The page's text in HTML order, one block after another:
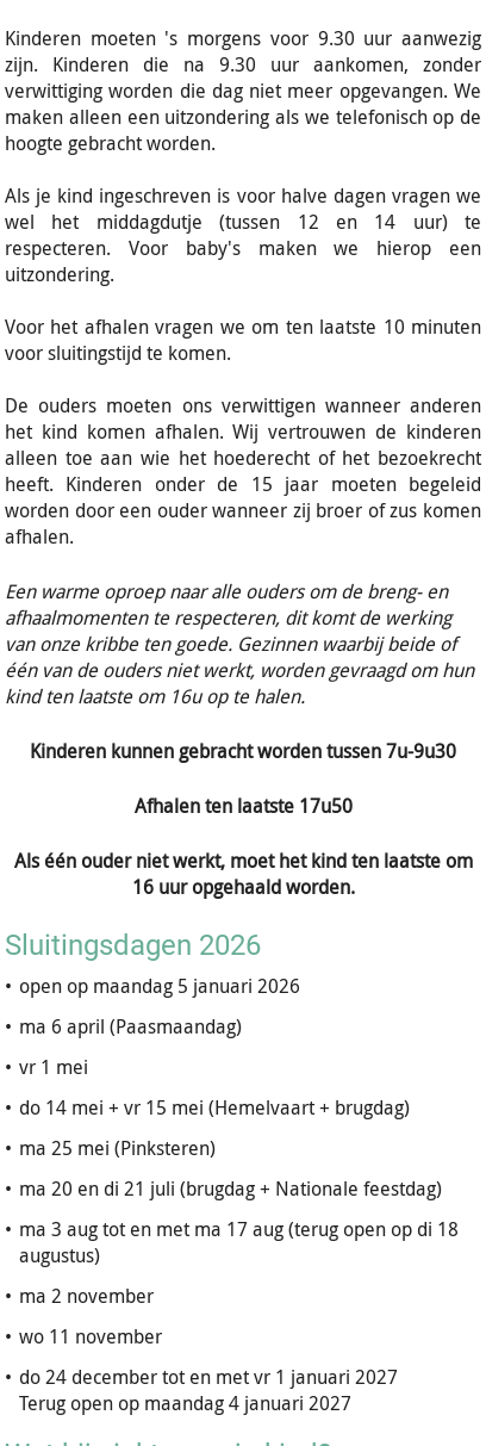
Kinderen moeten 's morgens voor 9.30 uur aanwezig
zijn. Kinderen die na 9.30 uur aankomen, zonder
verwittiging worden die dag niet meer opgevangen. We
maken alleen een uitzondering als we telefonisch op de
hoogte gebracht worden.
Als je kind ingeschreven is voor halve dagen vragen we
wel het middagdutje (tussen 12 en 14 uur) te
respecteren. Voor baby's maken we hierop een
uitzondering.
Voor het afhalen vragen we om ten laatste 10 minuten
voor sluitingstijd te komen.
De ouders moeten ons verwittigen wanneer anderen
het kind komen afhalen. Wij vertrouwen de kinderen
alleen toe aan wie het hoederecht of het bezoekrecht
heeft. Kinderen onder de 15 jaar moeten begeleid
worden door een ouder wanneer zij broer of zus komen
afhalen.
Een warme oproep naar alle ouders om de breng- en
afhaalmomenten te respecteren, dit komt de werking
van onze kribbe ten goede. Gezinnen waarbij beide of
één van de ouders niet werkt, worden gevraagd om hun
kind ten laatste om 16u op te halen.
Kinderen kunnen gebracht worden tussen 7u-9u30
Afhalen ten laatste 17u50
Als één ouder niet werkt, moet het kind ten laatste om
16 uur opgehaald worden.
Sluitingsdagen 2026
• open op maandag 5 januari 2026
• ma 6 april (Paasmaandag)
• vr 1 mei
• do 14 mei + vr 15 mei (Hemelvaart + brugdag)
• ma 25 mei (Pinksteren)
• ma 20 en di 21 juli (brugdag + Nationale feestdag)
• ma 3 aug tot en met ma 17 aug (terug open op di 18
augustus)
• ma 2 november
• wo 11 november
• do 24 december tot en met vr 1 januari 2027
Terug open op maandag 4 januari 2027